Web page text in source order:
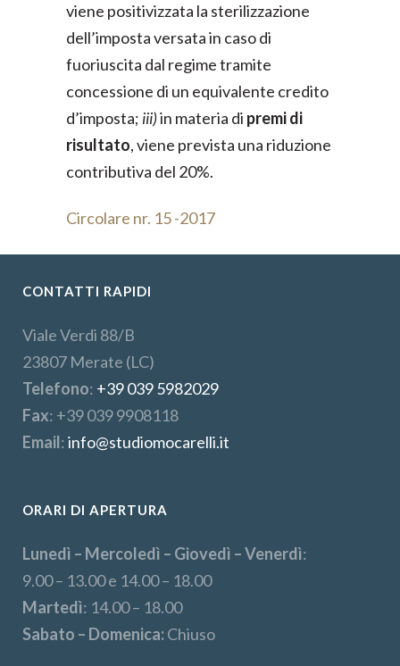
viene positivizzata la sterilizzazione
dell’imposta versata in caso di
fuoriuscita dal regime tramite
concessione di un equivalente credito
d’imposta; iii)in materia di premi di
risultato, viene prevista una riduzione
contributiva del 20%.
Circolare nr. 15 -2017
CONTATTI RAPIDI
Viale Verdi 88/B
23807 Merate (LC)
Telefono: +39 039 5982029
Fax: +39 039 9908118
Email:info@studiomocarelli.it
ORARI DI APERTURA
Lunedì – Mercoledì – Giovedì – Venerdì:
9.00 – 13.00 e 14.00 – 18.00
Martedì: 14.00 – 18.00
Sabato – Domenica:Chiuso